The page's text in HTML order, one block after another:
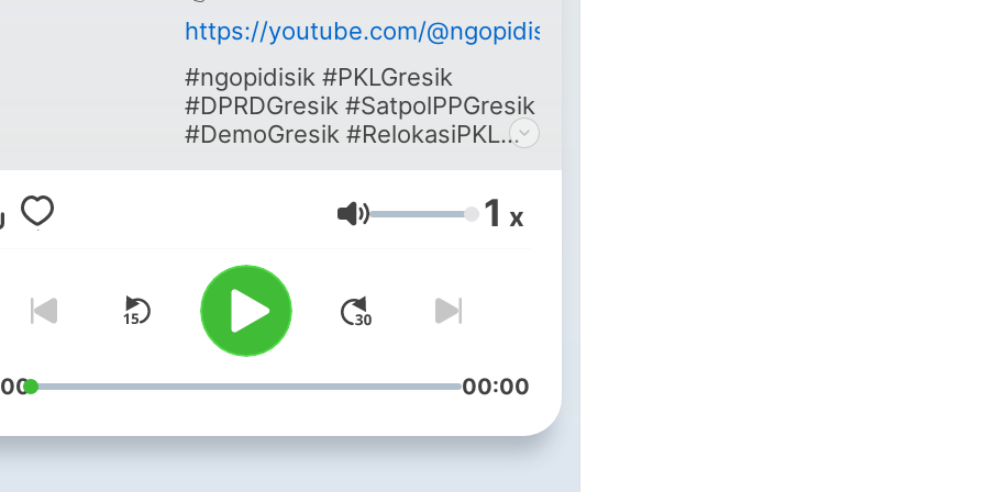
https://youtube.com/@ngopidisik
#ngopidisik #PKLGresik
#DPRDGresik #SatpolPPGresik
#DemoGresik #RelokasiPKL
#PedagangKakiLima
#BeritaTerbaru #Gresik
#JawaTimur #PodcastGresik
Lautstärke 1 x
00:00